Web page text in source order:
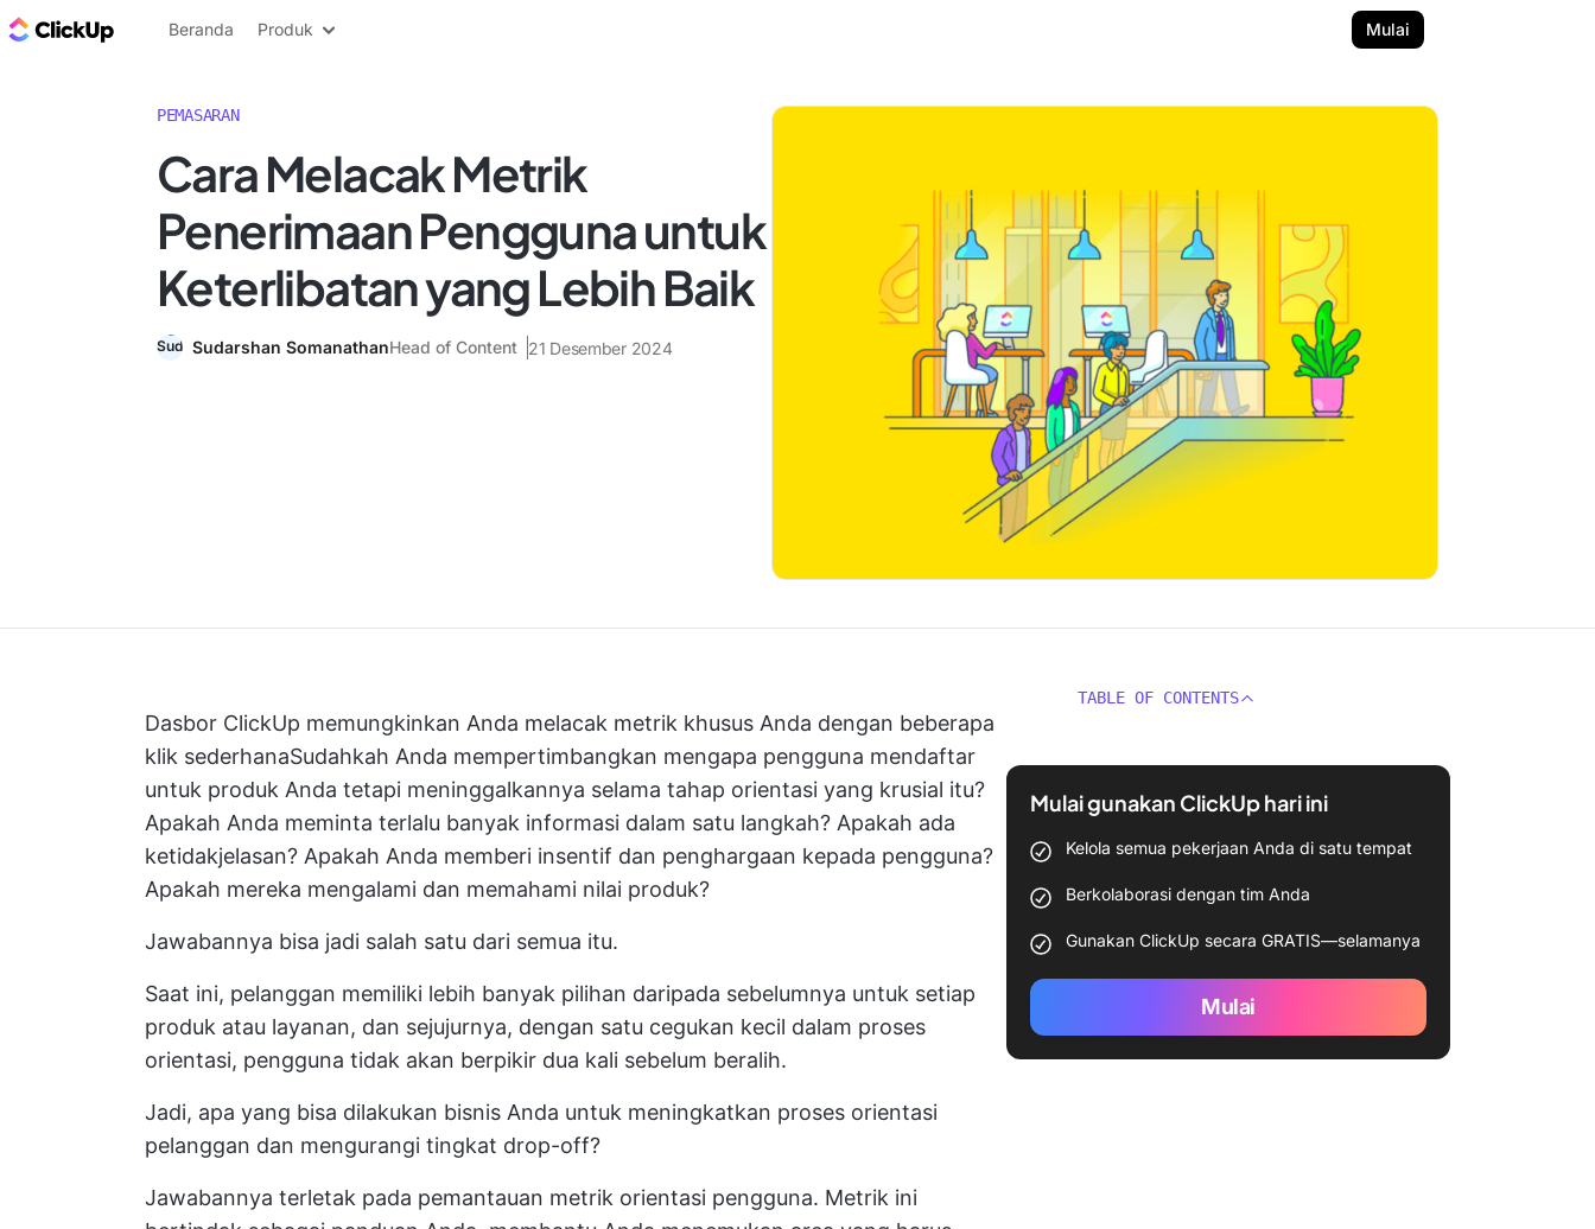
Blog ClickUp
Beranda Produk Mulai
PEMASARAN
Cara Melacak Metrik
Penerimaan Pengguna untuk
Keterlibatan yang Lebih Baik
Sudarshan SomanathanHead of Content 21 Desember 2024
Dasbor ClickUp memungkinkan Anda melacak metrik khusus Anda dengan beberapa
klik sederhanaSudahkah Anda mempertimbangkan mengapa pengguna mendaftar
untuk produk Anda tetapi meninggalkannya selama tahap orientasi yang krusial itu?
Apakah Anda meminta terlalu banyak informasi dalam satu langkah? Apakah ada
ketidakjelasan? Apakah Anda memberi insentif dan penghargaan kepada pengguna?
Apakah mereka mengalami dan memahami nilai produk?
Jawabannya bisa jadi salah satu dari semua itu.
Saat ini, pelanggan memiliki lebih banyak pilihan daripada sebelumnya untuk setiap
produk atau layanan, dan sejujurnya, dengan satu cegukan kecil dalam proses
orientasi, pengguna tidak akan berpikir dua kali sebelum beralih.
Jadi, apa yang bisa dilakukan bisnis Anda untuk meningkatkan proses orientasi
pelanggan dan mengurangi tingkat drop-off?
Jawabannya terletak pada pemantauan metrik orientasi pengguna. Metrik ini
TABLE OF CONTENTS
Mulai gunakan ClickUp hari ini
Kelola semua pekerjaan Anda di satu tempat
Berkolaborasi dengan tim Anda
Gunakan ClickUp secara GRATIS—selamanya
Mulai